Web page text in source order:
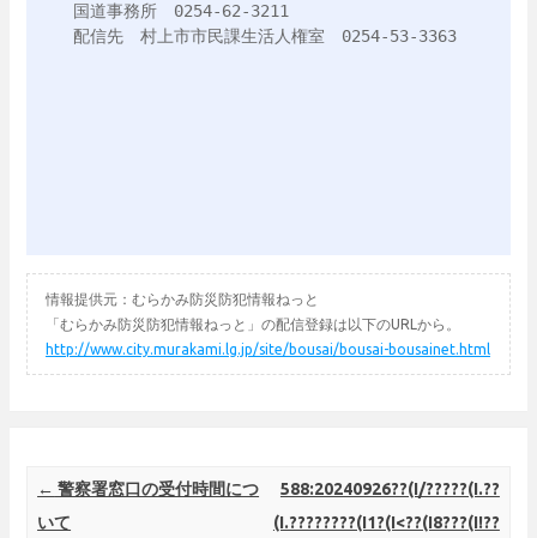
国道事務所　0254-62-3211
配信先　村上市市民課生活人権室　0254-53-3363
情報提供元：むらかみ防災防犯情報ねっと
「むらかみ防災防犯情報ねっと」の配信登録は以下のURLから。
http://www.city.murakami.lg.jp/site/bousai/bousai-bousainet.html
Post navigation
← 警察署窓口の受付時間につ
いて
588:20240926??(I/?????(I.??
(I.????????(I1?(I<??(I8???(I!??